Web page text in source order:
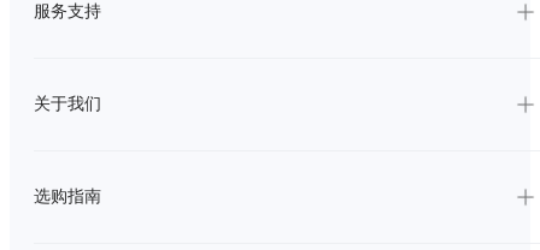
服务支持
关于我们
选购指南